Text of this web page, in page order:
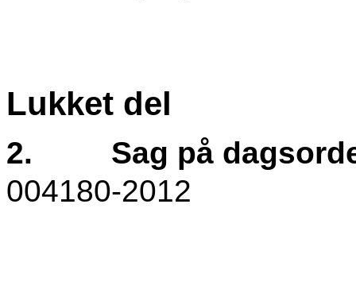
Lukket del
2.
Sag på
004180-2012